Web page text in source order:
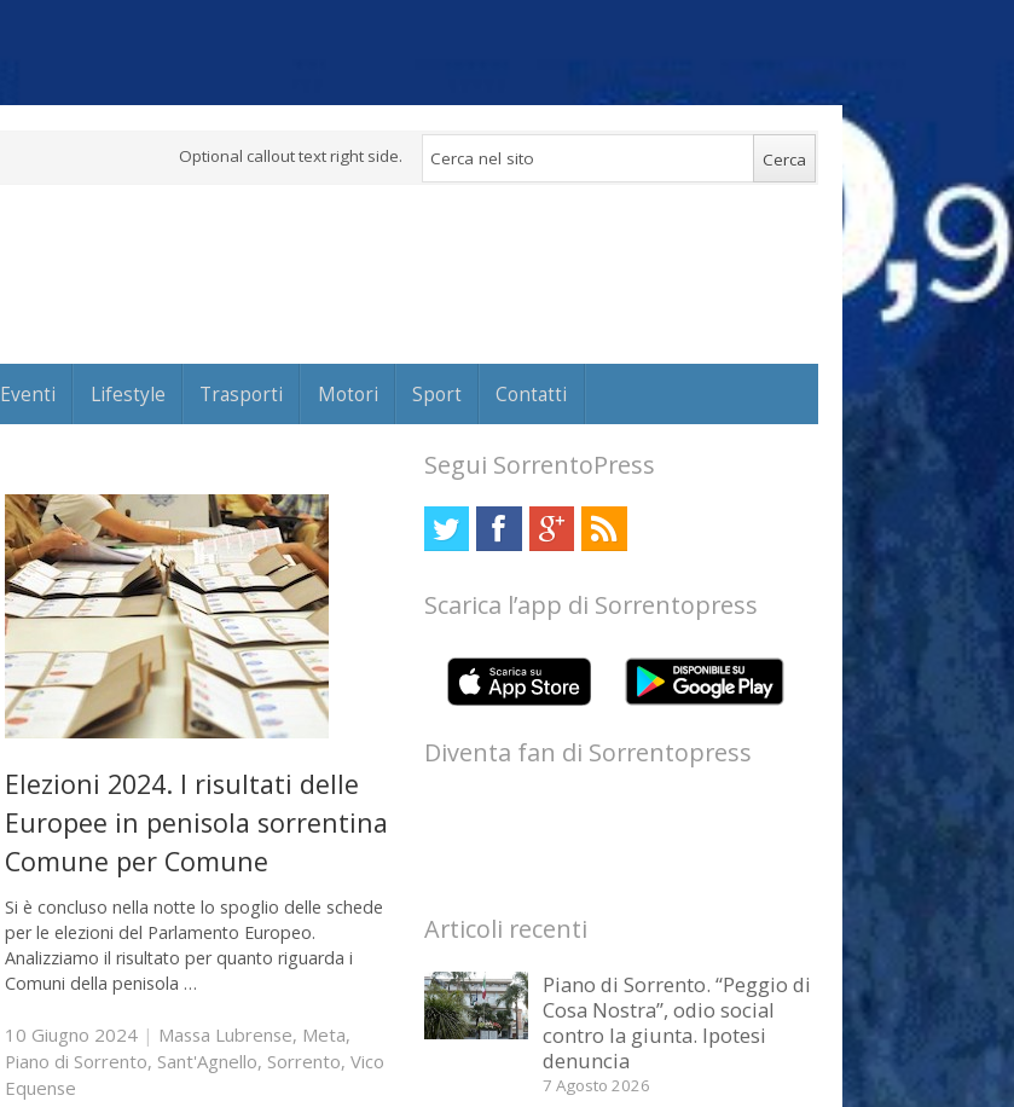
Optional callout text right side.
Eventi Lifestyle Trasporti Motori Sport Contatti
Elezioni 2024. I risultati delle
Europee in penisola sorrentina
Comune per Comune
Si è concluso nella notte lo spoglio delle schede
per le elezioni del Parlamento Europeo.
Analizziamo il risultato per quanto riguarda i
Comuni della penisola …
10 Giugno 2024| Massa Lubrense, Meta,
Piano di Sorrento, Sant'Agnello, Sorrento, Vico
Equense
Segui SorrentoPress
Scarica l’app di Sorrentopress
Diventa fan di Sorrentopress
Articoli recenti
Piano di Sorrento. “Peggio di
Cosa Nostra”, odio social
contro la giunta. Ipotesi
denuncia
7 Agosto 2026